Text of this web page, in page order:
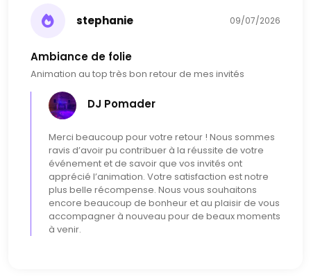
stephanie 09/07/2026
Ambiance de folie
Animation au top très bon retour de mes invités
DJ Pomader
Merci beaucoup pour votre retour ! Nous sommes
ravis d’avoir pu contribuer à la réussite de votre
événement et de savoir que vos invités ont
apprécié l’animation. Votre satisfaction est notre
plus belle récompense. Nous vous souhaitons
encore beaucoup de bonheur et au plaisir de vous
accompagner à nouveau pour de beaux moments
à venir.